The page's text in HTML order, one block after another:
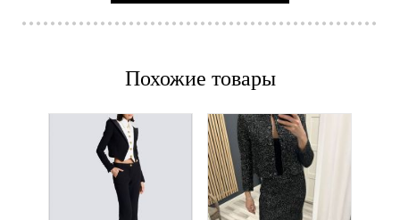
Похожие товары